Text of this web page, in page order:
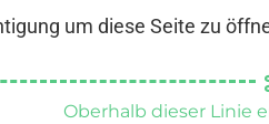
um diese Seite zu
Oberhalb dieser Linie